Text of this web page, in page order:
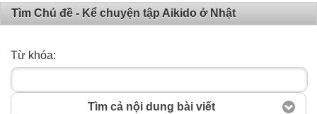
Tìm Chủ đề - Kể chuyện tập Aikido ở Nhật
Từ khóa:
Tìm cả nội dung bài viết